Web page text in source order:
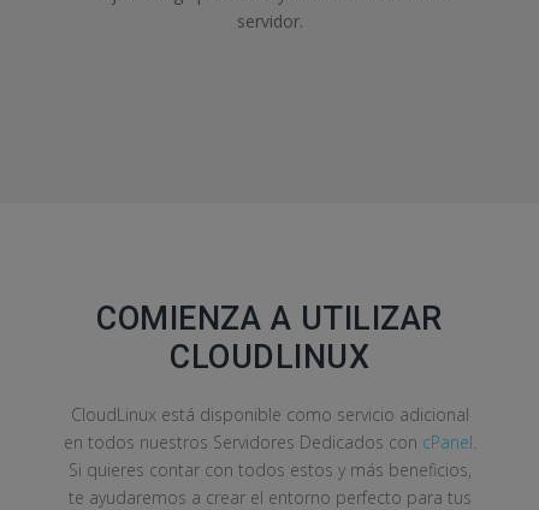
servidor.
COMIENZA A UTILIZAR
CLOUDLINUX
CloudLinux está disponible como servicio adicional
en todos nuestros Servidores Dedicados con cPanel.
Si quieres contar con todos estos y más beneficios,
te ayudaremos a crear el entorno perfecto para tus